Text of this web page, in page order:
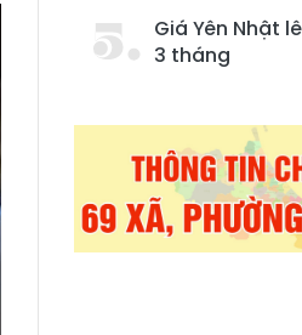
Giá Yên Nhật
3 tháng